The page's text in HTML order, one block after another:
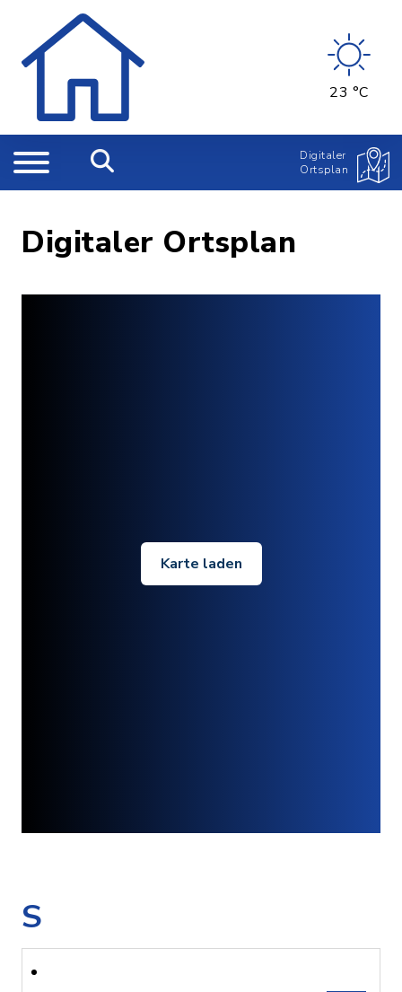
23 °C
Digitaler
Ortsplan
Digitaler Ortsplan
Karte laden
S